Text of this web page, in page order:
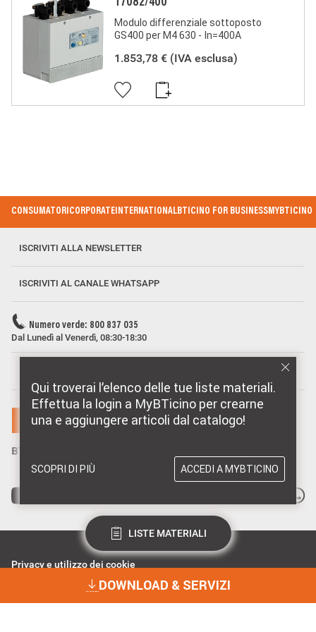
T7082/400
Modulo differenziale sottoposto
GS400 per M4 630 - In=400A
1.853,78 € (IVA esclusa)
DOWNLOAD & SERVIZI
Qui troverai l’elenco delle tue liste materiali.
Effettua la login a MyBTicino per crearne
una e aggiungere articoli dal catalogo!
SCOPRI DI PIÙ ACCEDI A MYBTICINO
LISTE MATERIALI
Footer Menu
CONSUMATORICORPORATEINTERNATIONALBTICINO FOR BUSINESSMYBTICINO
ISCRIVITI ALLA NEWSLETTER
ISCRIVITI AL CANALE WHATSAPP
Numero verde: 800 837 035
Dal Lunedì al Venerdì, 08:30-18:30
Privacy e utilizzo dei cookie
Data Privacy e Cybersecurity